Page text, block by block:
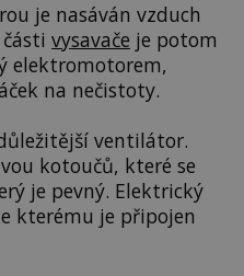
je nasáván vzduch
vysavače je potom
elektromotorem,
na nečistoty.
ventilátor.
kotoučů, které se
je pevný. Elektrický
kterému je připojen